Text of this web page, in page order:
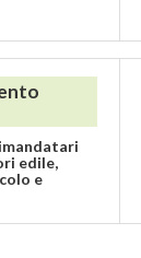
edile,
e